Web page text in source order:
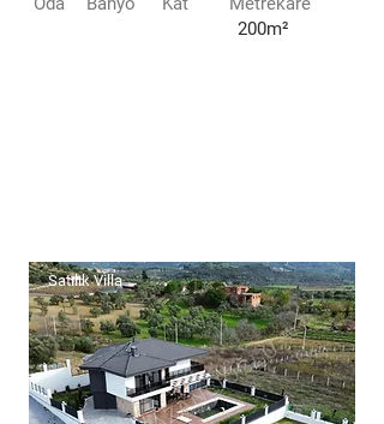
200m²
Satılık Villa